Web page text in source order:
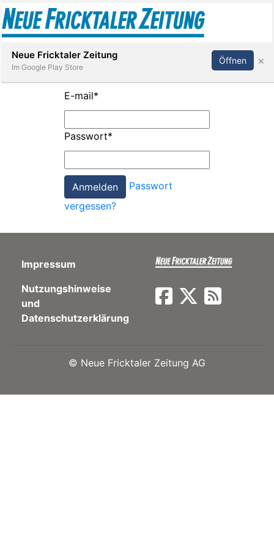
Paper
App
Abonnieren Anmelden
E-mail*
Passwort*
Passwort
vergessen?
Impressum
Nutzungshinweise
und
Datenschutzerklärung
© Neue Fricktaler Zeitung AG
Neue Fricktaler Zeitung
Im Google Play Store
Öffnen ×